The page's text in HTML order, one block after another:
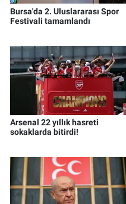
Bursa'da 2. Uluslararası Spor
Festivali tamamlandı
Arsenal 22 yıllık hasreti
sokaklarda bitirdi!